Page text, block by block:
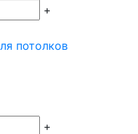
+
потолков
+